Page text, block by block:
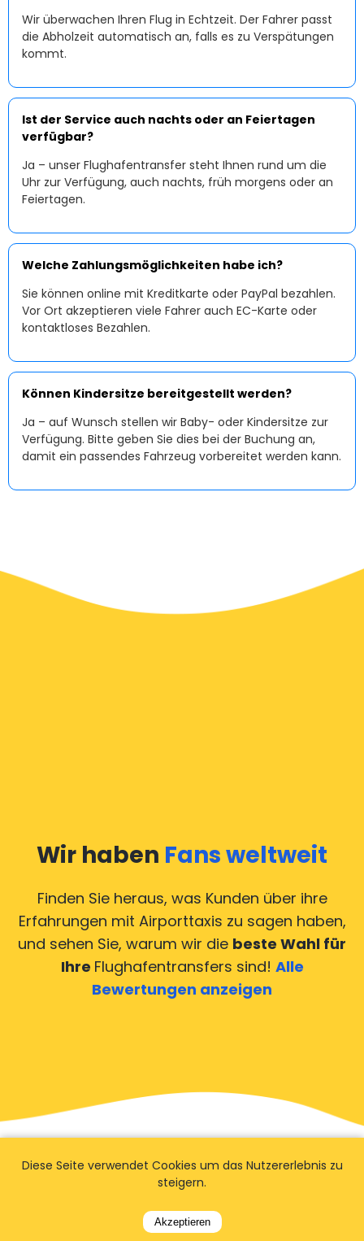
Wir überwachen Ihren Flug in Echtzeit. Der Fahrer passt
die Abholzeit automatisch an, falls es zu Verspätungen
kommt.
Ist der Service auch nachts oder an Feiertagen
verfügbar?
Ja – unser Flughafentransfer steht Ihnen rund um die
Uhr zur Verfügung, auch nachts, früh morgens oder an
Feiertagen.
Welche Zahlungsmöglichkeiten habe ich?
Sie können online mit Kreditkarte oder PayPal bezahlen.
Vor Ort akzeptieren viele Fahrer auch EC-Karte oder
kontaktloses Bezahlen.
Können Kindersitze bereitgestellt werden?
Ja – auf Wunsch stellen wir Baby- oder Kindersitze zur
Verfügung. Bitte geben Sie dies bei der Buchung an,
damit ein passendes Fahrzeug vorbereitet werden kann.
Wir haben Fans weltweit
Finden Sie heraus, was Kunden über ihre
Erfahrungen mit Airporttaxis zu sagen haben,
und sehen Sie, warum wir die beste Wahl für
Ihre Flughafentransfers sind! Alle
Bewertungen anzeigen
FAQ
Diese Seite verwendet Cookies um das Nutzererlebnis zu
steigern.
Akzeptieren